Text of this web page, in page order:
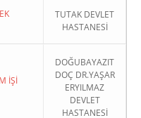
TUTAK DEVLET
HASTANESİ
İŞİ
DOĞUBAYAZIT
DOÇ DR.YAŞAR
ERYILMAZ
DEVLET
HASTANESİ